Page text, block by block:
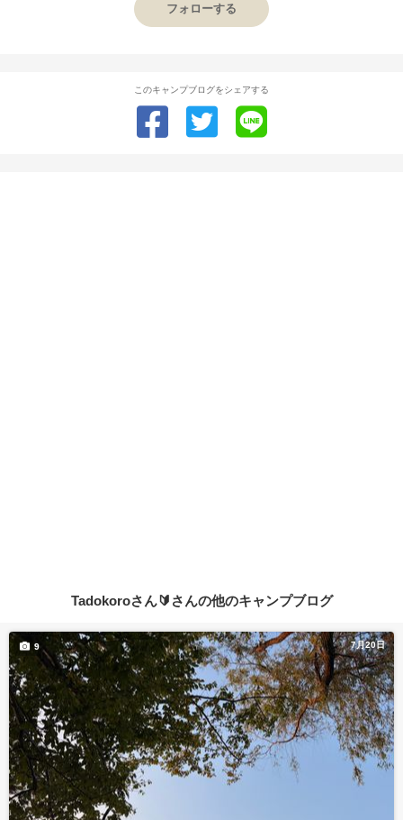
フォローする
このキャンプブログをシェアする
Tadokoroさん🔰さんの他のキャンプブログ
7月20日
9